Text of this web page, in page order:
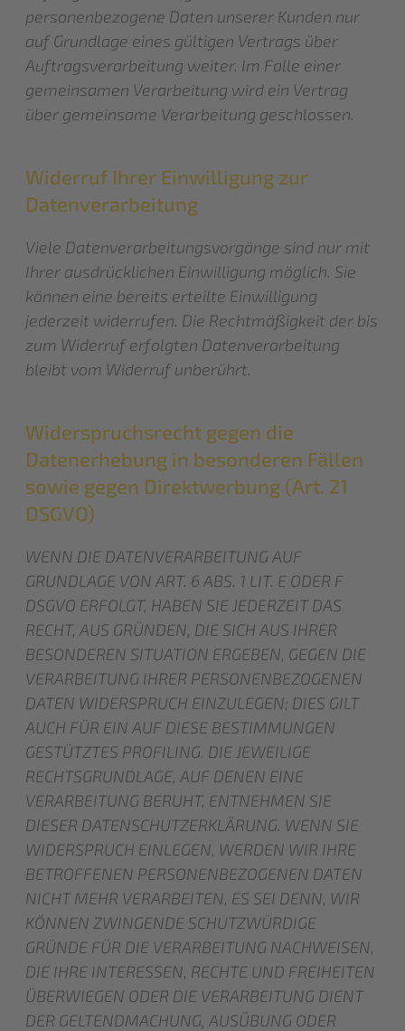
personenbezogene Daten unserer Kunden nur
auf Grundlage eines gültigen Vertrags über
Auftragsverarbeitung weiter. Im Falle einer
gemeinsamen Verarbeitung wird ein Vertrag
über gemeinsame Verarbeitung geschlossen.
Widerruf Ihrer Einwilligung zur
Datenverarbeitung
Viele Datenverarbeitungsvorgänge sind nur mit
Ihrer ausdrücklichen Einwilligung möglich. Sie
können eine bereits erteilte Einwilligung
jederzeit widerrufen. Die Rechtmäßigkeit der bis
zum Widerruf erfolgten Datenverarbeitung
bleibt vom Widerruf unberührt.
Widerspruchsrecht gegen die
Datenerhebung in besonderen Fällen
sowie gegen Direktwerbung (Art. 21
DSGVO)
WENN DIE DATENVERARBEITUNG AUF
GRUNDLAGE VON ART. 6 ABS. 1 LIT. E ODER F
DSGVO ERFOLGT, HABEN SIE JEDERZEIT DAS
RECHT, AUS GRÜNDEN, DIE SICH AUS IHRER
BESONDEREN SITUATION ERGEBEN, GEGEN DIE
VERARBEITUNG IHRER PERSONENBEZOGENEN
DATEN WIDERSPRUCH EINZULEGEN; DIES GILT
AUCH FÜR EIN AUF DIESE BESTIMMUNGEN
GESTÜTZTES PROFILING. DIE JEWEILIGE
RECHTSGRUNDLAGE, AUF DENEN EINE
VERARBEITUNG BERUHT, ENTNEHMEN SIE
DIESER DATENSCHUTZERKLÄRUNG. WENN SIE
WIDERSPRUCH EINLEGEN, WERDEN WIR IHRE
BETROFFENEN PERSONENBEZOGENEN DATEN
NICHT MEHR VERARBEITEN, ES SEI DENN, WIR
KÖNNEN ZWINGENDE SCHUTZWÜRDIGE
GRÜNDE FÜR DIE VERARBEITUNG NACHWEISEN,
DIE IHRE INTERESSEN, RECHTE UND FREIHEITEN
ÜBERWIEGEN ODER DIE VERARBEITUNG DIENT
DER GELTENDMACHUNG, AUSÜBUNG ODER